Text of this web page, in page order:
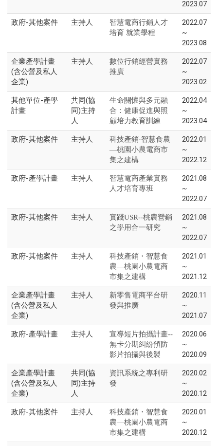
2023.07
政府-其他案件 主持人
智慧電商行銷人才
培育 就業學程
2022.07
~
2023.08
企業產學計畫
(含公營及私人
企業)
主持人
數位行銷經營實務
推廣
2022.07
~
2023.02
其他單位-產學
計畫
共同(協
同)主持
人
生命關懷與多元融
合：健康促進與照
顧培力教育訓練
2022.04
~
2023.04
政府-其他案件 主持人
科技產銷·智慧食農
—桃園小農電商市
集之建構
2022.01
~
2022.12
政府-產學計畫 主持人
智慧電商產業實務
人才培育專班
2021.08
~
2022.07
政府-其他案件 主持人
實踐USR--桃農營銷
之學用合一研究
2021.08
~
2022.07
政府-其他案件 主持人
科技產銷・智慧食
農—桃園小農電商
市集之建構
2021.01
~
2021.12
企業產學計畫
(含公營及私人
企業)
主持人
新零售電商平台研
發與推廣
2020.11
~
2021.07
政府-產學計畫 主持人
宣導短片拍攝計畫--
無卡分期糾紛預防
影片拍攝與後製
2020.06
~
2020.09
企業產學計畫
(含公營及私人
企業)
共同(協
同)主持
人
資訊系統之專利研
發
2020.02
~
2020.12
政府-其他案件 主持人
科技產銷・智慧食
農—桃園小農電商
市集之建構
2020.01
~
2020.12